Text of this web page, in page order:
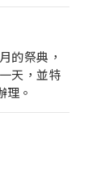
的祭典，
天，並特
理。